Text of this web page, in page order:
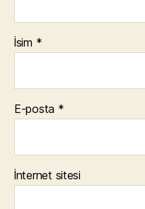
İsim *
E-posta *
İnternet sitesi